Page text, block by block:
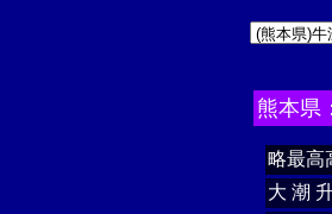
熊本県
略最高
大 潮